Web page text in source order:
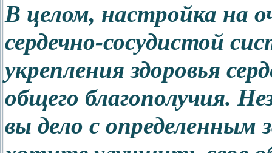
В целом, настройка на
сердечно-сосудистой
укрепления здоровья
общего благополучия.
вы дело с определенным